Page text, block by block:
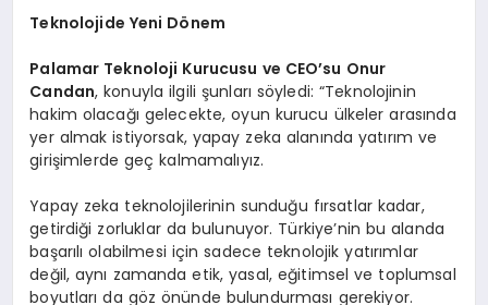
Teknolojide Yeni Dönem
Palamar Teknoloji Kurucusu ve CEO’su Onur
Candan, konuyla ilgili şunları söyledi: “Teknolojinin
hakim olacağı gelecekte, oyun kurucu ülkeler arasında
yer almak istiyorsak, yapay zeka alanında yatırım ve
girişimlerde geç kalmamalıyız.
Yapay zeka teknolojilerinin sunduğu fırsatlar kadar,
getirdiği zorluklar da bulunuyor. Türkiye’nin bu alanda
başarılı olabilmesi için sadece teknolojik yatırımlar
değil, aynı zamanda etik, yasal, eğitimsel ve toplumsal
boyutları da göz önünde bulundurması gerekiyor.